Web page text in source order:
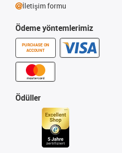
Ödeme yöntemlerimiz
PURCHASE ON
ACCOUNT
Ödüller
İletişim formu